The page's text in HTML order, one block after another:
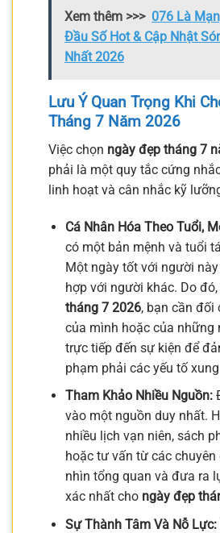
Xem thêm >>> 076 Là
Đầu Số Hot & Cập Nhật
Nhất 2026
Lưu Ý Quan Trọng Khi
Tháng 7 Năm 2026
Việc chọn ngày đẹp tháng 7
phải là một quy tắc cứng
linh hoạt và cân nhắc kỹ
Cá Nhân Hóa Theo Tuổi,
có một bản mệnh và tuổi
Một ngày tốt với người
hợp với người khác. Do đó,
tháng 7 2026, bạn cần đối
của mình hoặc của những
trực tiếp đến sự kiện để
phạm phải các yếu tố
Tham Khảo Nhiều Nguồn:
vào một nguồn duy nhất.
nhiều lịch vạn niên, sách
hoặc tư vấn từ các chuyên
nhìn tổng quan và đưa ra
xác nhất cho ngày đẹp
Sự Thành Tâm Và Nỗ Lực: